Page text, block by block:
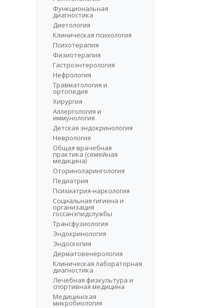
Функциональная
диагностика
Диетология
Клиническая психология
Психотерапия
Физиотерапия
Гастроэнтерология
Нефрология
Травматология и
ортопедия
Хирургия
Аллергология и
иммунология
Детская эндокринология
Неврология
Общая врачебная
практика (семейная
медицина)
Оториноларингология
Педиатрия
Психиатрия-наркология
Социальная гигиена и
организация
госсанэпидслужбы
Трансфузиология
Эндокринология
Эндоскопия
Дерматовенерология
Клиническая лабораторная
диагностика
Лечебная физкультура и
спортивная медицина
Медицинская
микробиология